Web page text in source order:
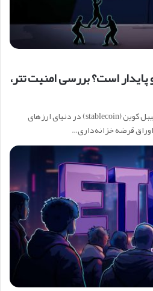
پایدار است؟ بررسی امنیت تتر،
تتر، مهم‌ترین و پرکاربردترین استیبل کوین (stablecoin) در دنیای ارزهای
قرضه خزانه‌داری…